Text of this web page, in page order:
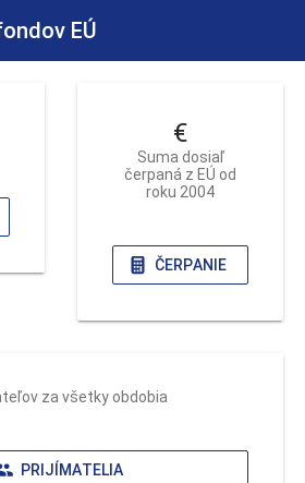
EÚ
€
Suma dosiaľ
čerpaná z EÚ od
roku 2004
ČERPANIE
za všetky obdobia
PRIJÍMATELIA